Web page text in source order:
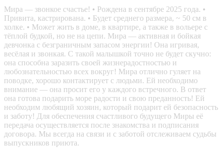
Мира — звонкое счастье! • Рождена в сентябре 2025 года. •
Привита, кастрирована. • Будет среднего размера, ~ 50 см в
холке. • Может жить в доме, в квартире, а также в вольере с
тёплой будкой, но не на цепи. Мира — активная и бойкая
девчонка с безграничным запасом энергии! Она игривая,
весёлая и звонкая. С такой малышкой точно не будет скучно:
она способна заразить своей жизнерадостностью и
любознательностью всех вокруг! Мира отлично гуляет на
поводке, хорошо контактирует с людьми. Ей необходимо
внимание — она просит его у каждого встречного. В ответ
она готова подарить море радости и свою преданность! Ей
необходим любящий хозяин, который подарит ей безопасность
и заботу! Для обеспечения счастливого будущего Миры её
передача осуществляется после знакомства и подписания
договора. Мы всегда на связи и с заботой отслеживаем судьбы
выпускников приюта.